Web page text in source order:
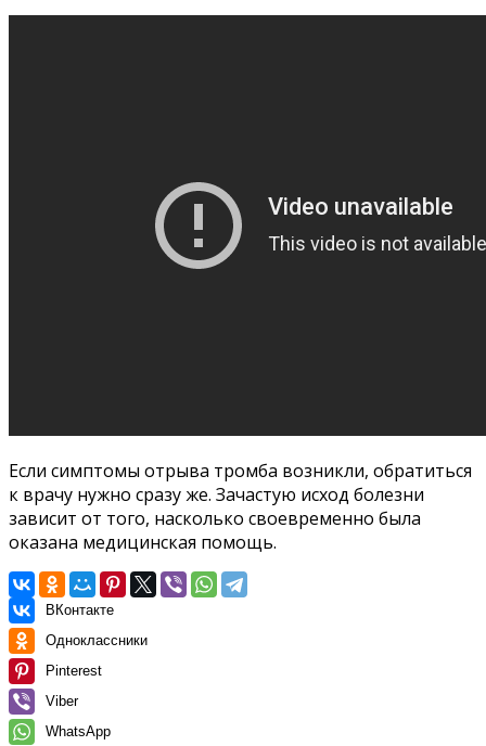
Если симптомы отрыва тромба возникли, обратиться
к врачу нужно сразу же. Зачастую исход болезни
зависит от того, насколько своевременно была
оказана медицинская помощь.
ВКонтакте
Одноклассники
Pinterest
Viber
WhatsApp